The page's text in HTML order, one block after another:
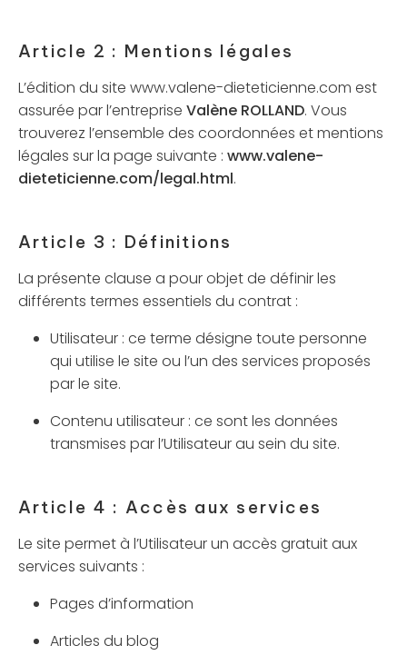
Article 2 : Mentions légales
L’édition du site www.valene-dieteticienne.com est
assurée par l’entreprise Valène ROLLAND. Vous
trouverez l’ensemble des coordonnées et mentions
légales sur la page suivante : www.valene-
dieteticienne.com/legal.html.
Article 3 : Définitions
La présente clause a pour objet de définir les
différents termes essentiels du contrat :
Utilisateur : ce terme désigne toute personne
qui utilise le site ou l’un des services proposés
par le site.
Contenu utilisateur : ce sont les données
transmises par l’Utilisateur au sein du site.
Article 4 : Accès aux services
Le site permet à l’Utilisateur un accès gratuit aux
services suivants :
Pages d’information
Articles du blog